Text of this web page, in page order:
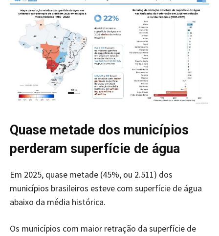
Quase metade dos municípios
perderam superfície de água
Em 2025, quase metade (45%, ou 2.511) dos
municípios brasileiros esteve com superfície de água
abaixo da média histórica.
Os municípios com maior retração da superfície de